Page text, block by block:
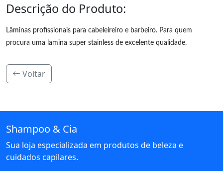
Descrição do Produto:
Lâminas profissionais para cabeleireiro e barbeiro. Para quem
procura uma lamina super stainless de excelente qualidade.
Voltar
Shampoo & Cia
Sua loja especializada em produtos de beleza e
cuidados capilares.